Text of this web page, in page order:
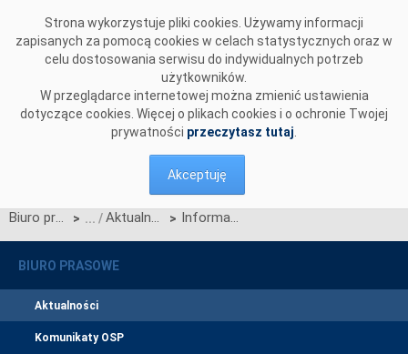
Strona wykorzystuje pliki cookies. Używamy informacji
zapisanych za pomocą cookies w celach statystycznych oraz w
celu dostosowania serwisu do indywidualnych potrzeb
użytkowników.
W przeglądarce internetowej można zmienić ustawienia
dotyczące cookies. Więcej o plikach cookies i o ochronie Twojej
prywatności przeczytasz tutaj
Akceptuję
Biuro prasowe > Aktualności > Informacja OSP w sprawie rozpoczęcia publicznych konsultacji propozycji progów mocy maksymalnych
BIURO PRASOWE
Aktualności
Komunikaty OSP